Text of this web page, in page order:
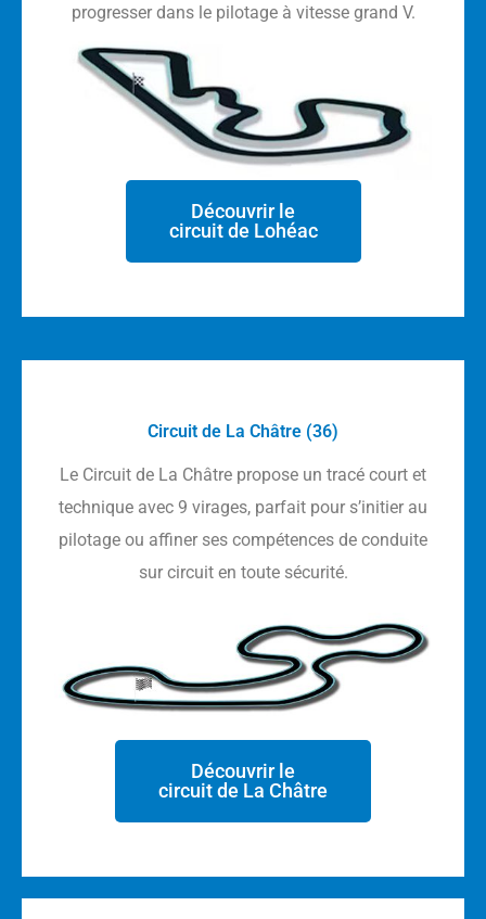
progresser dans le pilotage à vitesse grand V.
Découvrir le
circuit de Lohéac
Circuit de La Châtre (36)
Le Circuit de La Châtre propose un tracé court et
technique avec 9 virages, parfait pour s’initier au
pilotage ou affiner ses compétences de conduite
sur circuit en toute sécurité.
Découvrir le
circuit de La Châtre